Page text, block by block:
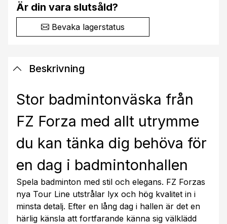
Är din vara slutsåld?
Bevaka lagerstatus
Beskrivning
Stor badmintonväska från
FZ Forza med allt utrymme
du kan tänka dig behöva för
en dag i badmintonhallen
Spela badminton med stil och elegans. FZ Forzas
nya Tour Line utstrålar lyx och hög kvalitet in i
minsta detalj. Efter en lång dag i hallen är det en
härlig känsla att fortfarande känna sig välklädd